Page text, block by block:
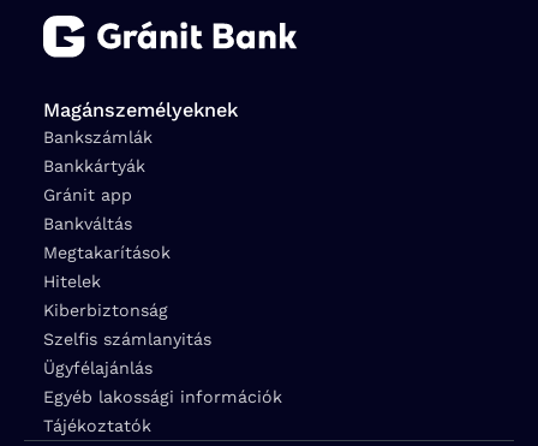
Magánszemélyeknek
Bankszámlák
Bankkártyák
Gránit app
Bankváltás
Megtakarítások
Hitelek
Kiberbiztonság
Szelfis számlanyitás
Ügyfélajánlás
Egyéb lakossági információk
Tájékoztatók